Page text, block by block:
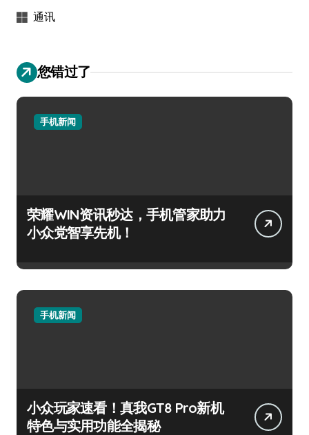
通讯
您错过了
手机新闻
荣耀WIN资讯秒达，手机管家助力
小众党智享先机！
手机新闻
小众玩家速看！真我GT8 Pro新机
特色与实用功能全揭秘